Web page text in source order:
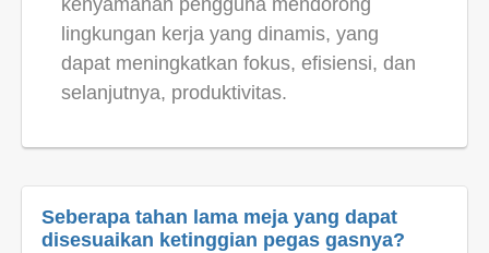
kenyamanan pengguna mendorong
lingkungan kerja yang dinamis, yang
dapat meningkatkan fokus, efisiensi, dan
selanjutnya, produktivitas.
Seberapa tahan lama meja yang dapat
disesuaikan ketinggian pegas gasnya?